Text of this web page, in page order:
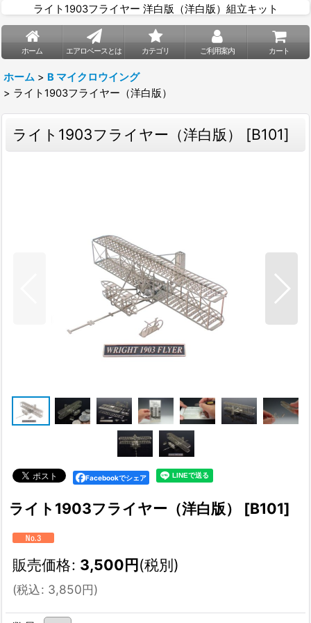
ライト1903フライヤー 洋白版（洋白版）組立キット
ホーム エアロベースとは カテゴリ ご利用案内 カート
ホーム > B マイクロウイング
> ライト1903フライヤー（洋白版）
ライト1903フライヤー（洋白版） [B101]
Facebookでシェア
ライト1903フライヤー（洋白版） [B101]
販売価格: 3,500円(税別)
(税込: 3,850円)